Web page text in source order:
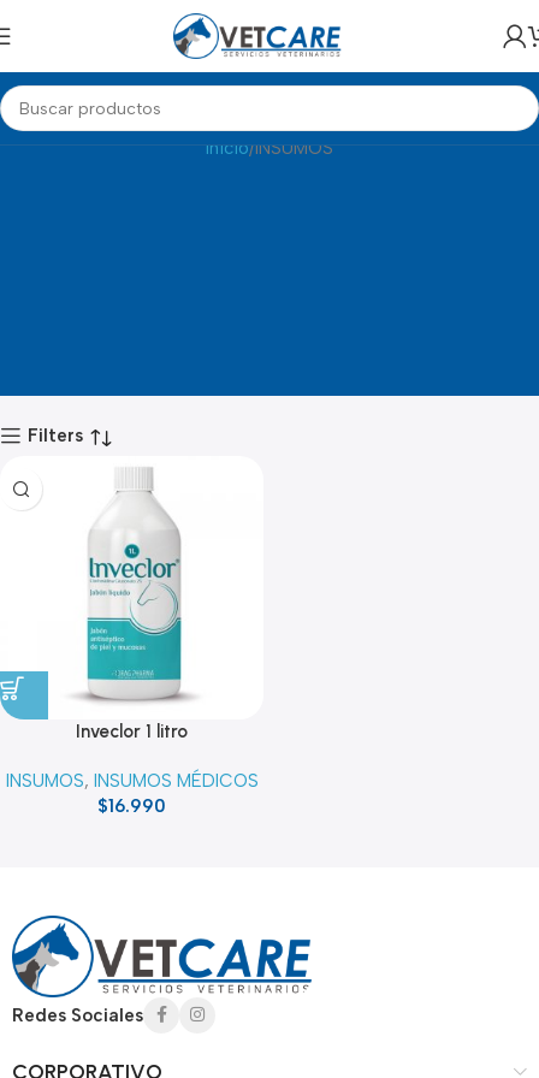
Inicio INSUMOS
Filters
Inveclor 1 litro
INSUMOS, INSUMOS MÉDICOS
$16.990
Redes Sociales
CORPORATIVO